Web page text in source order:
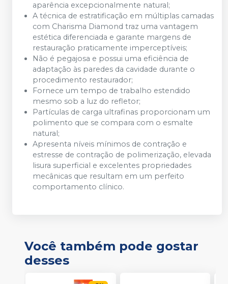
aparência excepcionalmente natural;
A técnica de estratificação em múltiplas camadas
com Charisma Diamond traz uma vantagem
estética diferenciada e garante margens de
restauração praticamente imperceptíveis;
Não é pegajosa e possui uma eficiência de
adaptação às paredes da cavidade durante o
procedimento restaurador;
Fornece um tempo de trabalho estendido
mesmo sob a luz do refletor;
Partículas de carga ultrafinas proporcionam um
polimento que se compara com o esmalte
natural;
Apresenta níveis mínimos de contração e
estresse de contração de polimerização, elevada
lisura superficial e excelentes propriedades
mecânicas que resultam em um perfeito
comportamento clínico.
Você também pode gostar
desses